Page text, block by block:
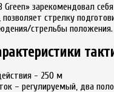
зарекомендовал
стрелку
стрельбы положения.
- 250 м
– регулируемый, два